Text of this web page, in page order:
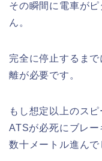
その瞬間に電車が
ん。
完全に停止するま
離が必要です。
もし想定以上のス
ATSが必死にブレ
数十メートル進ん